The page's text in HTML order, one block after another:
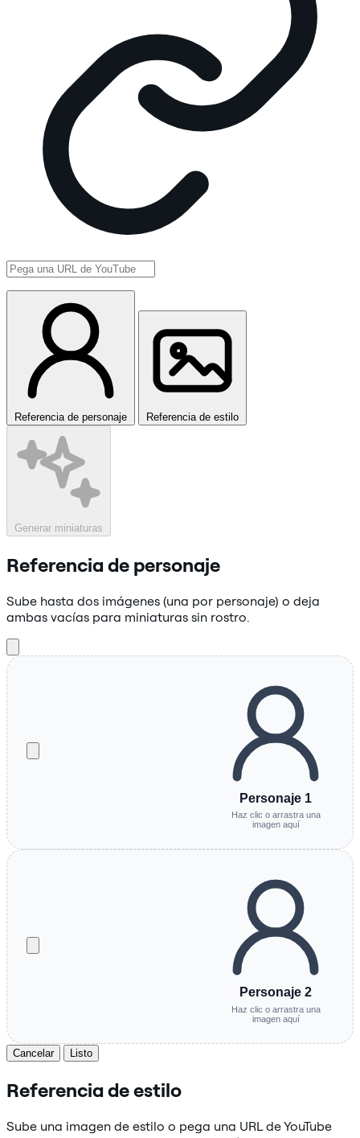
Referencia de personaje Referencia de estilo
Generar miniaturas
Referencia de personaje
Sube hasta dos imágenes (una por personaje) o deja
ambas vacías para miniaturas sin rostro.
Personaje 1
Haz clic o arrastra una
imagen aquí
Personaje 2
Haz clic o arrastra una
imagen aquí
Cancelar Listo
Referencia de estilo
Sube una imagen de estilo o pega una URL de YouTube